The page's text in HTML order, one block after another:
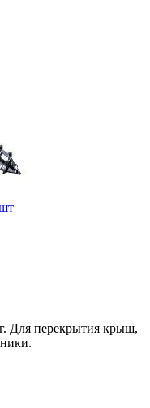
Для перекрытия крыш,